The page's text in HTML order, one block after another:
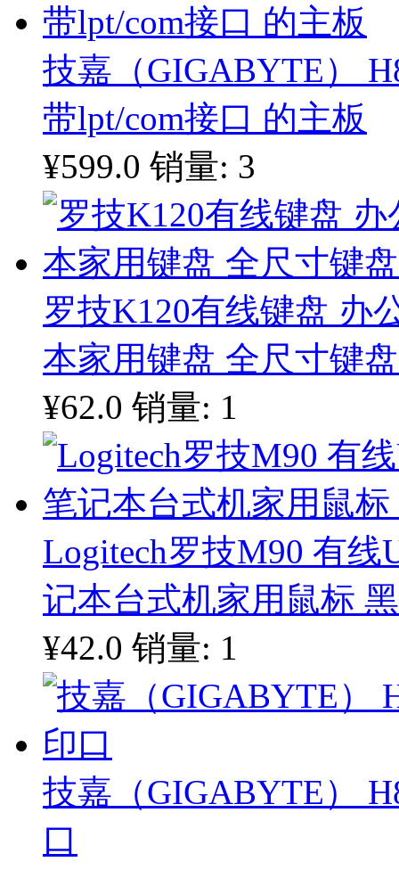
技嘉（GIGABYTE）
带lpt/com接口 的主板
¥599.0 销量: 3
罗技K120有线键盘 办
本家用键盘 全尺寸键
¥62.0 销量: 1
Logitech罗技M90 有
记本台式机家用鼠标
¥42.0 销量: 1
技嘉（GIGABYTE）
口